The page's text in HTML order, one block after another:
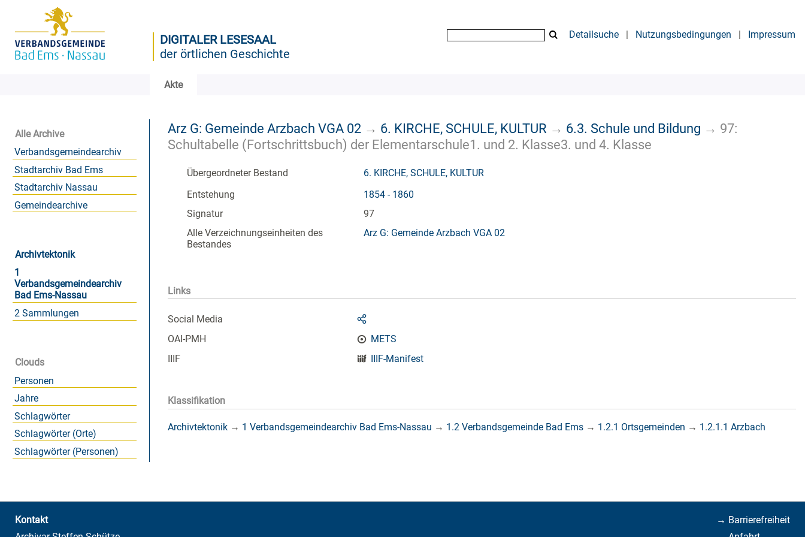
DIGITALER LESESAAL
der örtlichen Geschichte
Detailsuche | Nutzungsbedingungen | Impressum
Akte
Alle Archive
Verbandsgemeindearchiv
Stadtarchiv Bad Ems
Stadtarchiv Nassau
Gemeindearchive
Archivtektonik
1
Verbandsgemeindearchiv
Bad Ems-Nassau
2 Sammlungen
Clouds
Personen
Jahre
Schlagwörter
Schlagwörter (Orte)
Schlagwörter (Personen)
Arz G: Gemeinde Arzbach VGA 02 → 6. KIRCHE, SCHULE, KULTUR → 6.3. Schule und Bildung → 97:
Schultabelle (Fortschrittsbuch) der Elementarschule1. und 2. Klasse3. und 4. Klasse
Übergeordneter Bestand
6. KIRCHE, SCHULE, KULTUR
Entstehung
1854 - 1860
Signatur
97
Alle Verzeichnungseinheiten des
Bestandes
Arz G: Gemeinde Arzbach VGA 02
Links
Social Media
OAI-PMH
METS
IIIF
IIIF-Manifest
Klassifikation
Archivtektonik → 1 Verbandsgemeindearchiv Bad Ems-Nassau → 1.2 Verbandsgemeinde Bad Ems → 1.2.1 Ortsgemeinden → 1.2.1.1 Arzbach
→ Barrierefreiheit
Kontakt